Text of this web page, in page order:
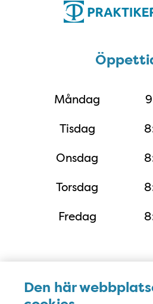
Den här
Måndag
Tisdag
Onsdag
Torsdag
Fredag
Karta